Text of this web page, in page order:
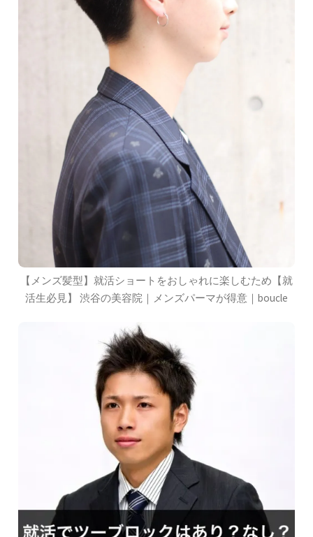
【メンズ髪型】就活ショートをおしゃれに楽しむため【就
活生必見】 渋谷の美容院｜メンズパーマが得意｜boucle